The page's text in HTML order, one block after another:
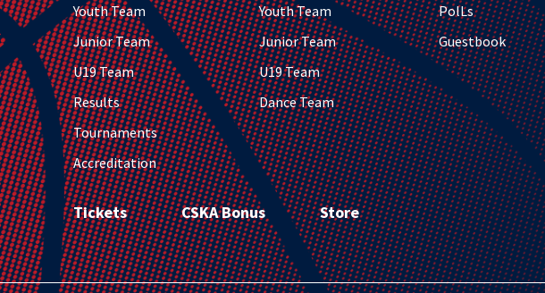
Youth Team
Junior Team
U19 Team
Results
Tournaments
Accreditation
Youth Team
Junior Team
U19 Team
Dance Team
PolLs
Guestbook
Tickets CSKA Bonus Store